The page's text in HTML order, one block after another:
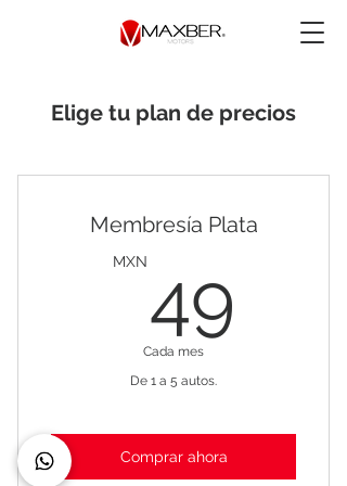
Elige tu plan de precios
Membresía Plata
MXN 49
Cada mes
De 1 a 5 autos.
Comprar ahora